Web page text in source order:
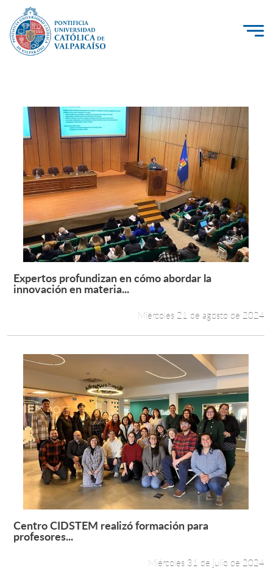
PUCV Internacional
Vinculación con el Medio
Admisión
Pregrado
Postgrado
Formación Continua
Funcionarios
English
Leer más +
Expertos profundizan en cómo abordar la
innovación en materia...
Miércoles 21 de agosto de 2024
Leer más +
Centro CIDSTEM realizó formación para
profesores...
Miércoles 31 de julio de 2024